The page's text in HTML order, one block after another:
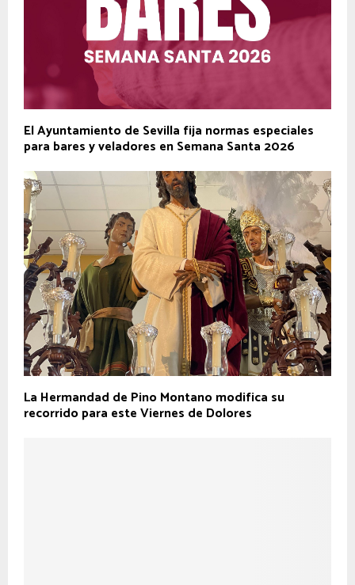
El Ayuntamiento de Sevilla fija normas especiales
para bares y veladores en Semana Santa 2026
La Hermandad de Pino Montano modifica su
recorrido para este Viernes de Dolores